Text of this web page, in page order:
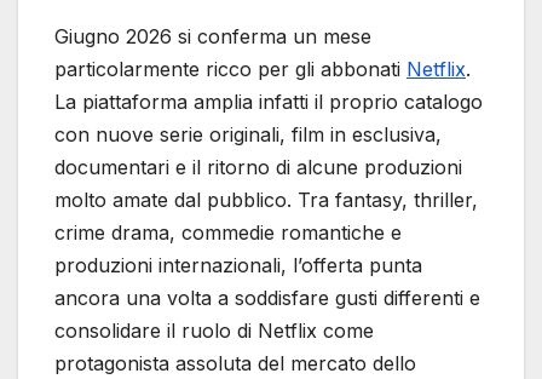
Giugno 2026 si conferma un mese
particolarmente ricco per gli abbonati Netflix.
La piattaforma amplia infatti il proprio catalogo
con nuove serie originali, film in esclusiva,
documentari e il ritorno di alcune produzioni
molto amate dal pubblico. Tra fantasy, thriller,
crime drama, commedie romantiche e
produzioni internazionali, l’offerta punta
ancora una volta a soddisfare gusti differenti e
consolidare il ruolo di Netflix come
protagonista assoluta del mercato dello